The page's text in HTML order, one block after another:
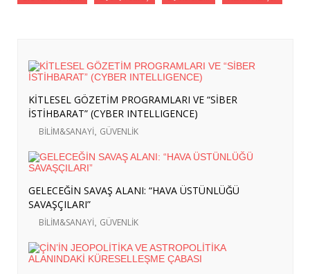
KİTLESEL GÖZETİM PROGRAMLARI VE “SİBER
İSTİHBARAT” (CYBER INTELLIGENCE)
BİLİM&SANAYİ GÜVENLİK
GELECEĞİN SAVAŞ ALANI: “HAVA ÜSTÜNLÜĞÜ
SAVAŞÇILARI”
BİLİM&SANAYİ GÜVENLİK